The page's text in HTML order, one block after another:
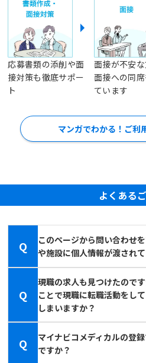
応募書類の添削や面
接対策も徹底サポー
ト
面接が不安な
面接への同
ています
マンガでわかる！ご利
よくある
Q
このページから問い合わせ
や施設に個人情報が渡され
Q
現職の求人も見つけたので
ことで現職に転職活動をし
しまいますか？
Q
マイナビコメディカルの登
ですか？